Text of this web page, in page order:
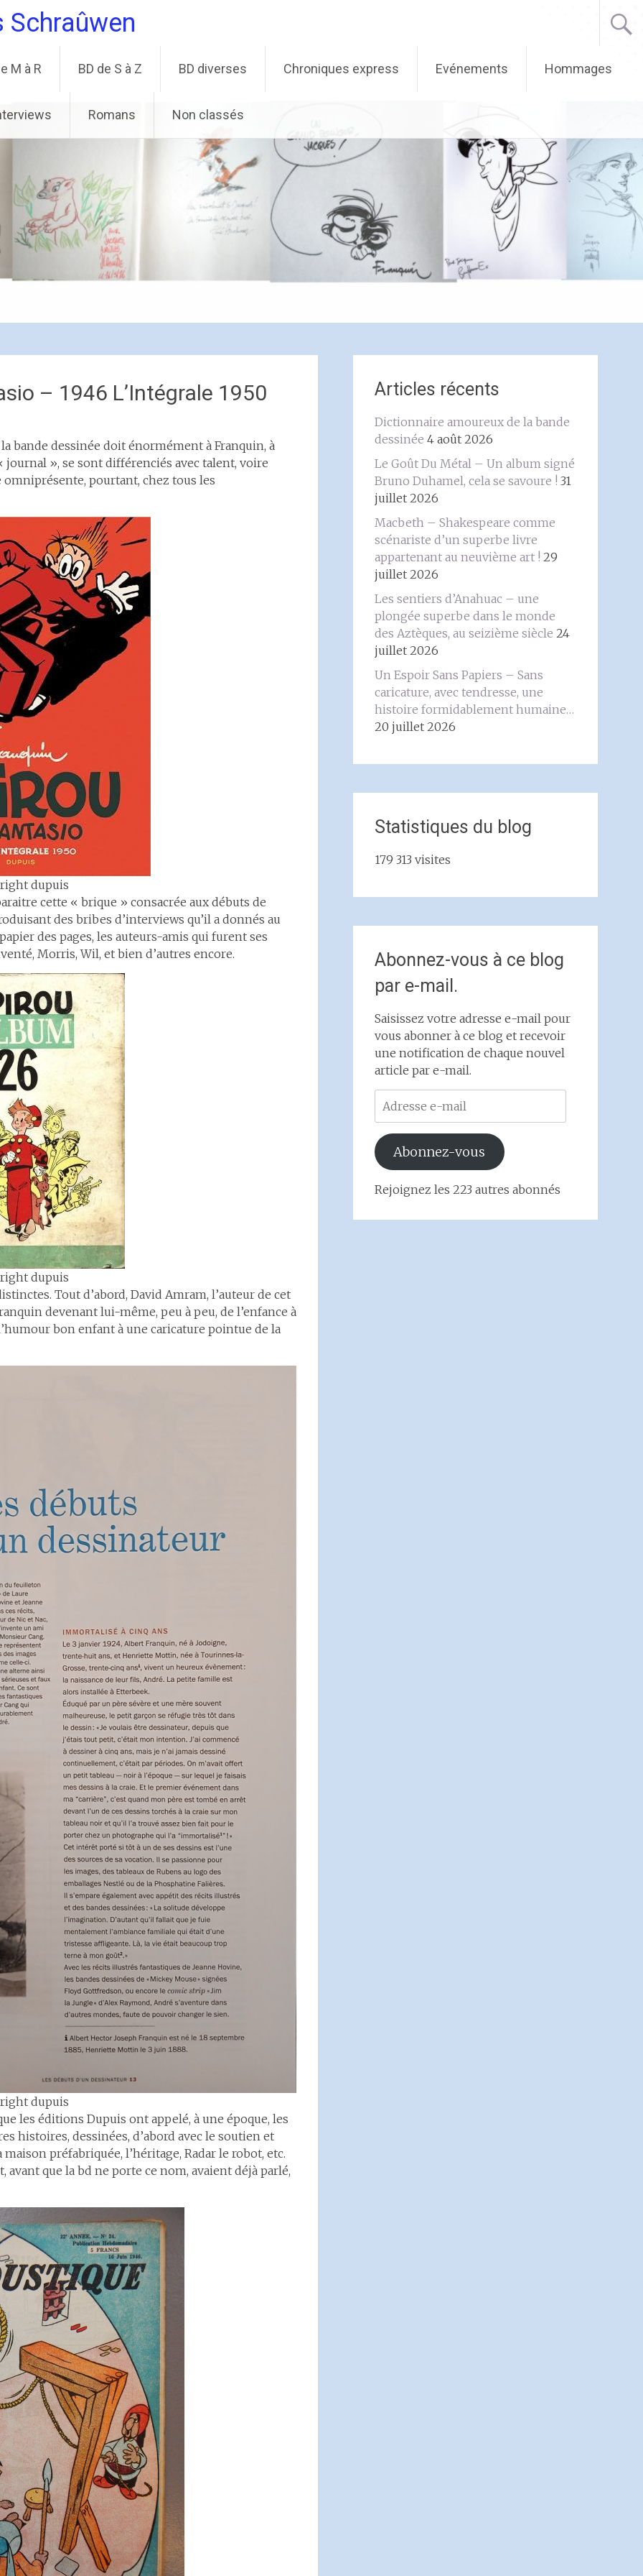
M à R BD de S à Z BD diverses Chroniques express Evénements Hommages
Romans Non classés
– 1946 L’Intégrale 1950
bande dessinée doit énormément à Franquin, à
journal », se sont différenciés avec talent, voire
pourtant, chez tous les
dupuis
cette « brique » consacrée aux débuts de
des bribes d’interviews qu’il a donnés au
des pages, les auteurs-amis qui furent ses
Morris, Wil, et bien d’autres encore.
dupuis
Tout d’abord, David Amram, l’auteur de cet
devenant lui-même, peu à peu, de l’enfance à
bon enfant à une caricature pointue de la
dupuis
les éditions Dupuis ont appelé, à une époque, les
histoires, dessinées, d’abord avec le soutien et
préfabriquée, l’héritage, Radar le robot, etc.
que la bd ne porte ce nom, avaient déjà parlé,
Articles récents
Dictionnaire amoureux de la bande
dessinée 4 août 2026
Le Goût Du Métal – Un album signé
Bruno Duhamel, cela se savoure ! 31
juillet 2026
Macbeth – Shakespeare comme
scénariste d’un superbe livre
appartenant au neuvième art ! 29
juillet 2026
Les sentiers d’Anahuac – une
plongée superbe dans le monde
des Aztèques, au seizième siècle 24
juillet 2026
Un Espoir Sans Papiers – Sans
caricature, avec tendresse, une
histoire formidablement humaine…
20 juillet 2026
Statistiques du blog
179 313 visites
Abonnez-vous à ce blog
par e-mail.
Saisissez votre adresse e-mail pour
vous abonner à ce blog et recevoir
une notification de chaque nouvel
article par e-mail.
Adresse
e-
mail
Abonnez-vous
Rejoignez les 223 autres abonnés